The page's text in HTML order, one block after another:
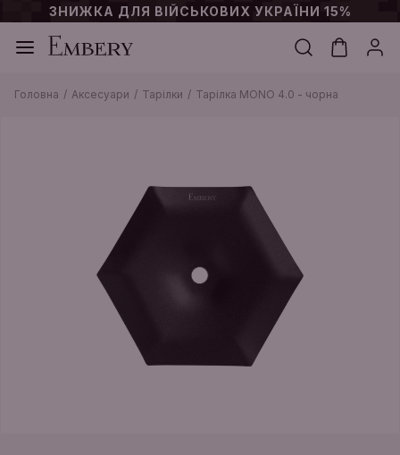
ЗНИЖКА ДЛЯ ВІЙСЬКОВИХ УКРАЇНИ 15%
Головна Аксесуари Тарілки Тарілка MONO 4.0 - чорна